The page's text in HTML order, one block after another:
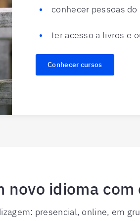
conhecer pessoas
ter acesso a livros e
Conhecer cursos
novo idioma com
presencial, online, em